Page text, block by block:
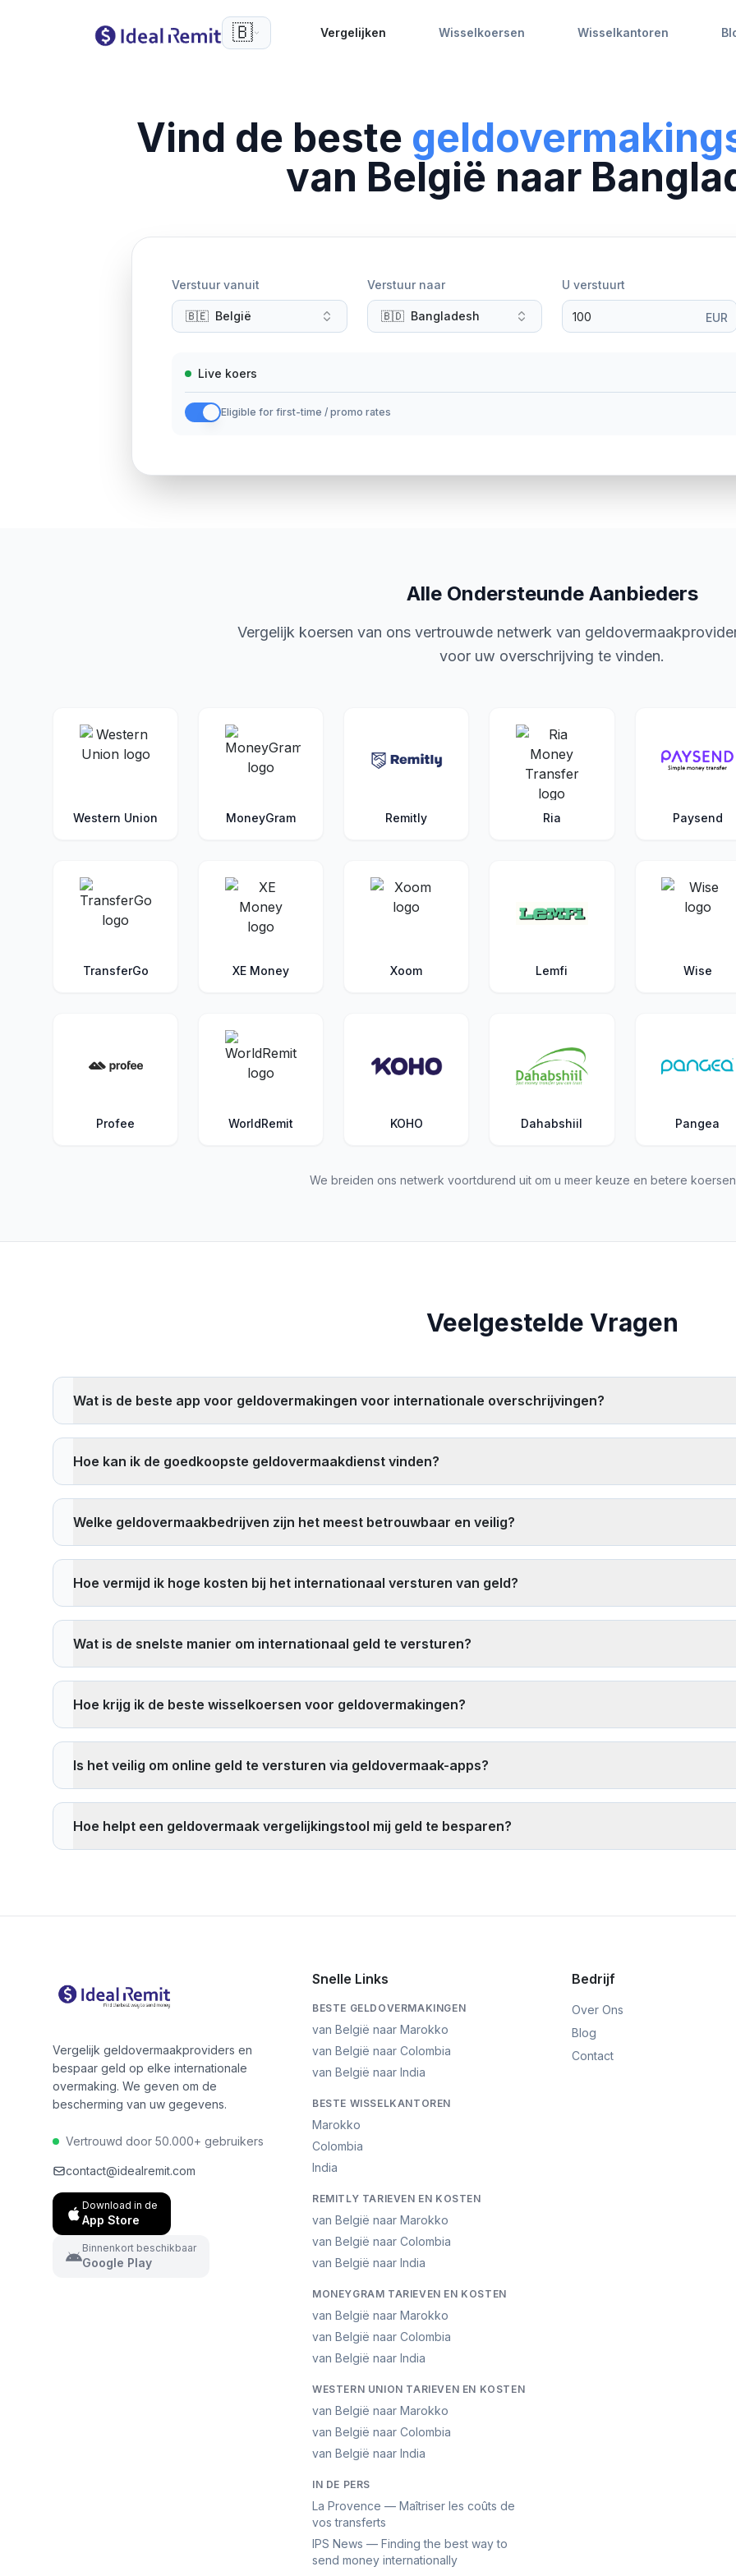
🇧🇪 Vergelijken Wisselkoersen Wisselkantoren
Vind de beste
van België naar
Verstuur vanuit
🇧🇪 België
Verstuur naar
🇧🇩 Bangladesh
U verstuurt
EUR
Live koers
Eligible for first-time / promo rates
Alle Ondersteunde Aanbieders
Vergelijk koersen van ons vertrouwde netwerk van
voor uw overschrijving te vinden.
Western Union MoneyGram Remitly Ria Paysend
TransferGo XE Money Xoom Lemfi Wise
Profee WorldRemit KOHO Dahabshiil Pangea
We breiden ons netwerk voortdurend uit om u meer keuze en betere
Veelgestelde Vragen
Wat is de beste app voor geldovermakingen voor internationale overschrijvingen?
overboekingsroute en bedrag.
Hoe kan ik de goedkoopste geldovermaakdienst vinden?
altijd de totale kosten inclusief zowel kosten als de opslag op de wisselkoers.
Welke geldovermaakbedrijven zijn het meest betrouwbaar en veilig?
die we vergelijken zijn gelicentieerd en veilig.
Hoe vermijd ik hoge kosten bij het internationaal versturen van geld?
bankoverschrijvingen boven contante ophaling wanneer mogelijk, en 6) Vermijd wissel diensten op luchthavens en in
Wat is de snelste manier om internationaal geld te versturen?
werkdagen maar kunnen betere tarieven bieden voor grotere bedragen.
Hoe krijg ik de beste wisselkoersen voor geldovermakingen?
thuisvaluta sterk is, en 6) Gebruik onzereal-time vergelijkingstoolom de beste huidige tarieven te vinden.
Is het veilig om online geld te versturen via geldovermaak-apps?
beoordelingen en stuur nooit geld naar onbekende ontvangers of voor verdachte doeleinden.
Hoe helpt een geldovermaak vergelijkingstool mij geld te besparen?
Vergelijk geldovermaakproviders en
bespaar geld op elke internationale
overmaking. We geven om de
bescherming van uw gegevens.
Vertrouwd door 50.000+ gebruikers
contact@idealremit.com
Download in de
App Store
Binnenkort beschikbaar
Google Play
Snelle Links
BESTE GELDOVERMAKINGEN
van België naar Marokko
van België naar Colombia
van België naar India
BESTE WISSELKANTOREN
Marokko
Colombia
India
REMITLY TARIEVEN EN KOSTEN
van België naar Marokko
van België naar Colombia
van België naar India
MONEYGRAM TARIEVEN EN KOSTEN
van België naar Marokko
van België naar Colombia
van België naar India
WESTERN UNION TARIEVEN EN KOSTEN
van België naar Marokko
van België naar Colombia
van België naar India
IN DE PERS
La Provence — Maîtriser les coûts de
vos transferts
IPS News — Finding the best way to
send money internationally
Bedrijf
Over Ons
Blog
Contact